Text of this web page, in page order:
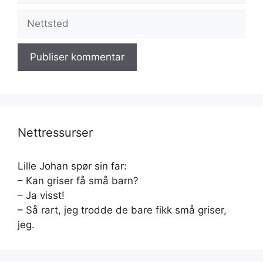
Nettsted
Nettressurser
Lille Johan spør sin far:
– Kan griser få små barn?
– Ja visst!
– Så rart, jeg trodde de bare fikk små griser,
jeg.